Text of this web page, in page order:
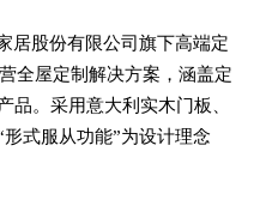
股份有限公司旗下高端定
全屋定制解决方案，涵盖定
品。采用意大利实木门板、
式服从功能”为设计理念